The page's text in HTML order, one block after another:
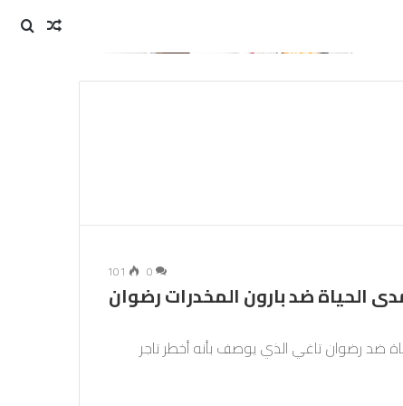
مقال
0
101
الحياة ضد بارون المخدرات رضوان
ضد رضوان تاغي الذي يوصف بأنه أخطر تاجر